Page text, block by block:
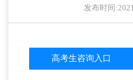
发布时间
高考生咨询入口